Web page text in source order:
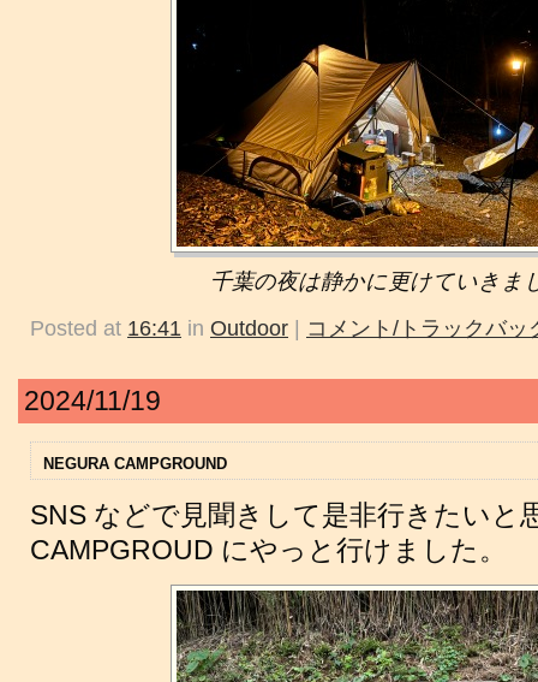
千葉の夜は静かに更けていきま
Posted at 16:41 in Outdoor コメント/トラックバッ
2024/11/19
NEGURA CAMPGROUND
SNS などで見聞きして是非行きたいと
CAMPGROUD にやっと行けました。